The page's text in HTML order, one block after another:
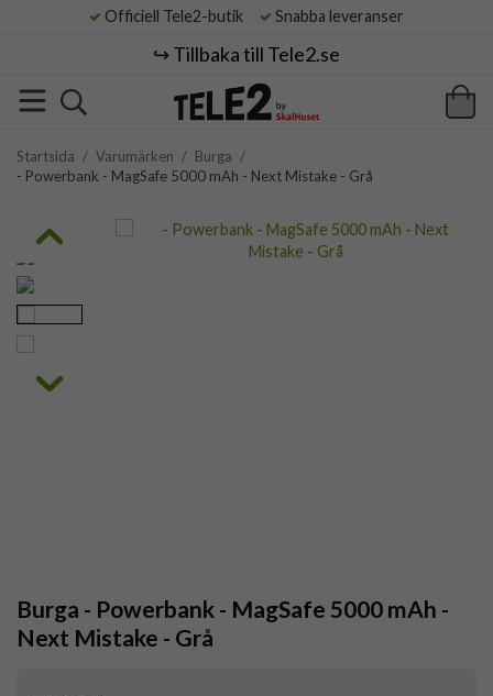
Officiell Tele2-butik Snabba leveranser
↪️ Tillbaka till Tele2.se
Startsida / Varumärken / Burga /
- Powerbank - MagSafe 5000 mAh - Next Mistake - Grå
Burga - Powerbank - MagSafe 5000 mAh -
Next Mistake - Grå